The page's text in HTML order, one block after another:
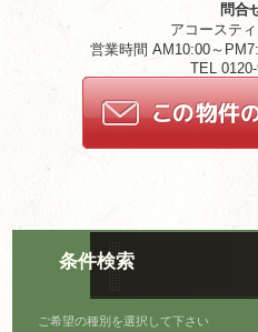
条件検索
ご希望の種別を選択して下さい
問合
アコーステ
営業時間 AM10:00～
TEL